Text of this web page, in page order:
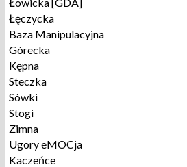
Łęczycka
Baza Manipulacyjna
Górecka
Kępna
Steczka
Sówki
Stogi
Zimna
Ugory eMOCja
Kaczeńce